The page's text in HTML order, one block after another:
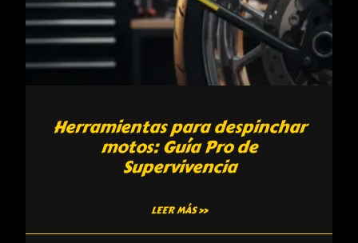
Herramientas para despinchar
motos: Guía Pro de
Supervivencia
LEER MÁS »